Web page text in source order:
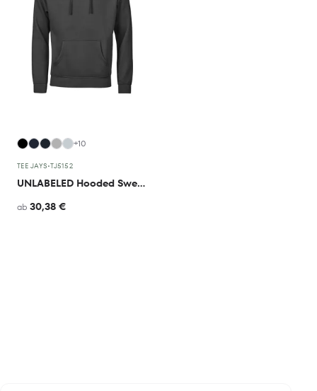
+10
TEE JAYS•TJ5152
UNLABELED Hooded Sweatshirt
ab 30,38 €